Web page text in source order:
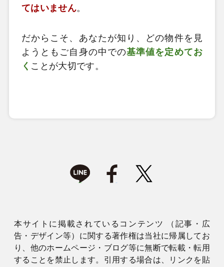
てはいません。
だからこそ、あなたが知り、どの物件を見
ようともご自身の中での基準値を定めてお
く ことが大切です。
本サイトに掲載されているコンテンツ （記事・広
告・デザイン等）に関する著作権は当社に帰属してお
り、他のホームページ・ブログ等に無断で転載・転用
することを禁止します。引用する場合は、リンクを貼